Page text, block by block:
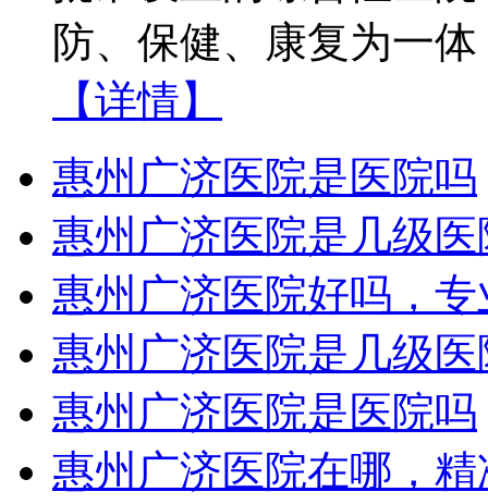
防、保健、康复为一
【详情】
惠州广济医院是医院吗
惠州广济医院是几级医
惠州广济医院好吗，专
惠州广济医院是几级医
惠州广济医院是医院吗
惠州广济医院在哪，精